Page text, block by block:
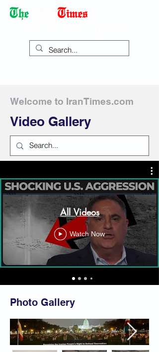
Welcome to IranTimes.com
Video Gallery
All Videos
Watch Now
Photo Gallery